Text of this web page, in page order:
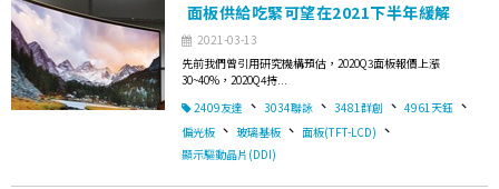
面板供給吃緊可望在2021下半年緩解
2021-03-13
先前我們曾引用研究機構預估，2020Q3面板報價上漲
30~40%，2020Q4持...
2409友達 、 3034聯詠 、 3481群創 、 4961天鈺 、
偏光板 、 玻璃基板 、 面板(TFT-LCD) 、
顯示驅動晶片(DDI)